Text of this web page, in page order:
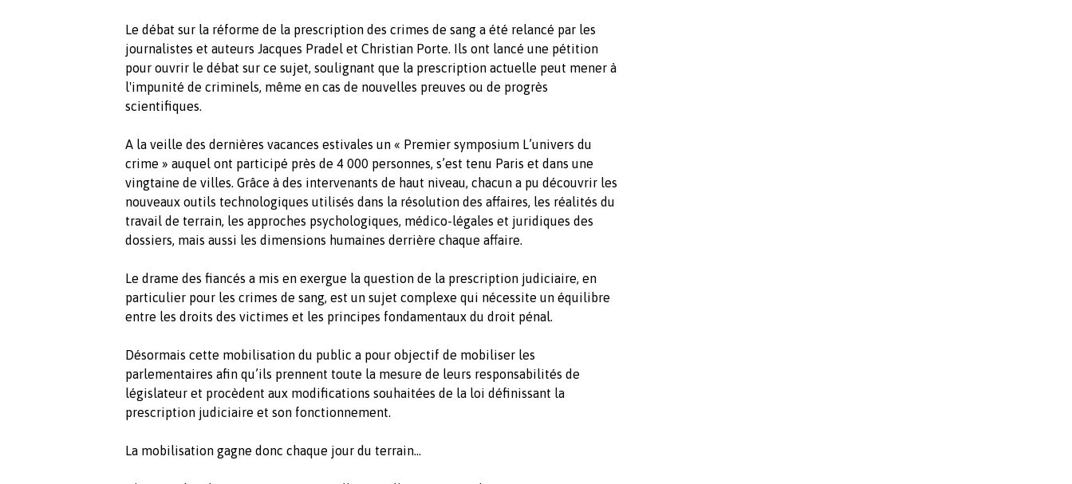
Le débat sur la réforme de la prescription des crimes de sang a été relancé par les
journalistes et auteurs Jacques Pradel et Christian Porte. Ils ont lancé une pétition
pour ouvrir le débat sur ce sujet, soulignant que la prescription actuelle peut mener à
l'impunité de criminels, même en cas de nouvelles preuves ou de progrès
scientifiques.
A la veille des dernières vacances estivales un « Premier symposium L’univers du
crime » auquel ont participé près de 4 000 personnes, s’est tenu Paris et dans une
vingtaine de villes. Grâce à des intervenants de haut niveau, chacun a pu découvrir les
nouveaux outils technologiques utilisés dans la résolution des affaires, les réalités du
travail de terrain, les approches psychologiques, médico-légales et juridiques des
dossiers, mais aussi les dimensions humaines derrière chaque affaire.
Le drame des fiancés a mis en exergue la question de la prescription judiciaire, en
particulier pour les crimes de sang, est un sujet complexe qui nécessite un équilibre
entre les droits des victimes et les principes fondamentaux du droit pénal.
Désormais cette mobilisation du public a pour objectif de mobiliser les
parlementaires afin qu’ils prennent toute la mesure de leurs responsabilités de
législateur et procèdent aux modifications souhaitées de la loi définissant la
prescription judiciaire et son fonctionnement.
La mobilisation gagne donc chaque jour du terrain…